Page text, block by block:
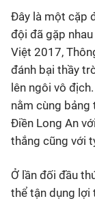
Đây là một cặp
đội đã gặp
Việt 2017,
đánh bại thầy
lên ngôi vô
nằm cùng bảng
Điền Long An
thắng cũng với
Ở lần đối đầu
thể tận dụng lợi